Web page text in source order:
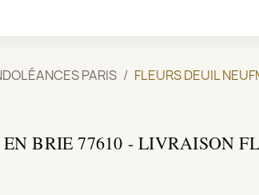
PARIS
FLEURS DEUIL
BRIE 77610 - LIVRAISON